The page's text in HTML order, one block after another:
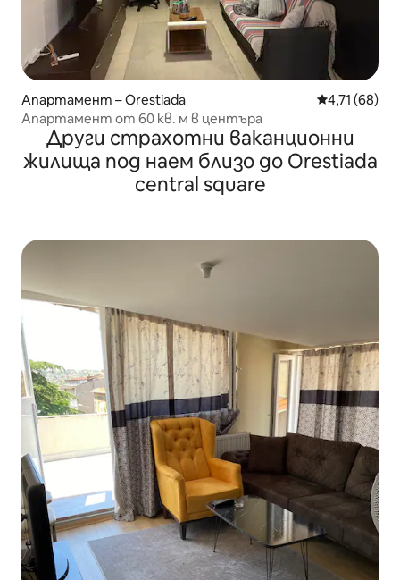
Апартамент – Orestiada Средна
4,71 (68)
Апартамент от 60 кв. м в центъра
Други страхотни ваканционни
жилища под наем близо до Orestiada
central square